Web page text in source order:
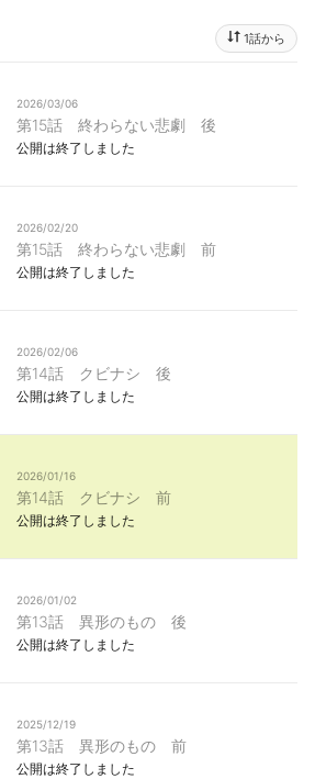
1話から
2026/03/06
第15話 終わらない悲劇 後
公開は終了しました
2026/02/20
第15話 終わらない悲劇 前
公開は終了しました
2026/02/06
第14話 クビナシ 後
公開は終了しました
2026/01/16
第14話 クビナシ 前
公開は終了しました
2026/01/02
第13話 異形のもの 後
公開は終了しました
2025/12/19
第13話 異形のもの 前
公開は終了しました